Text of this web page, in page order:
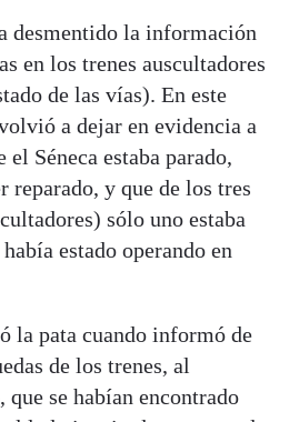
desmentido la información
en los trenes auscultadores
de las vías). En este
a dejar en evidencia a
Séneca estaba parado,
reparado, y que de los tres
sólo uno estaba
estado operando en
la pata cuando informó de
de los trenes, al
se habían encontrado